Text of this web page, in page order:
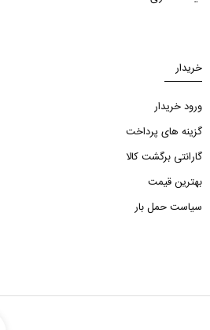
خریدار
ورود خریدار
گزینه های پرداخت
گارانتی برگشت کالا
بهترین قیمت
سیاست حمل بار